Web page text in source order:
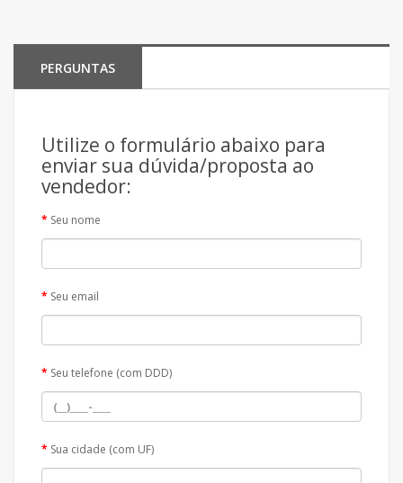
PERGUNTAS
Utilize o formulário abaixo para
enviar sua dúvida/proposta ao
vendedor:
Seu nome
Seu email
Seu telefone (com DDD)
Sua cidade (com UF)